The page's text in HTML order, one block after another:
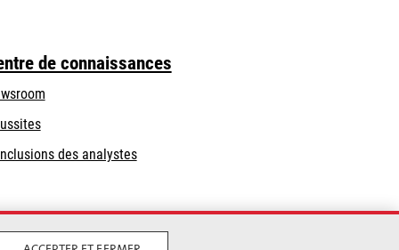
de connaissances
des analystes